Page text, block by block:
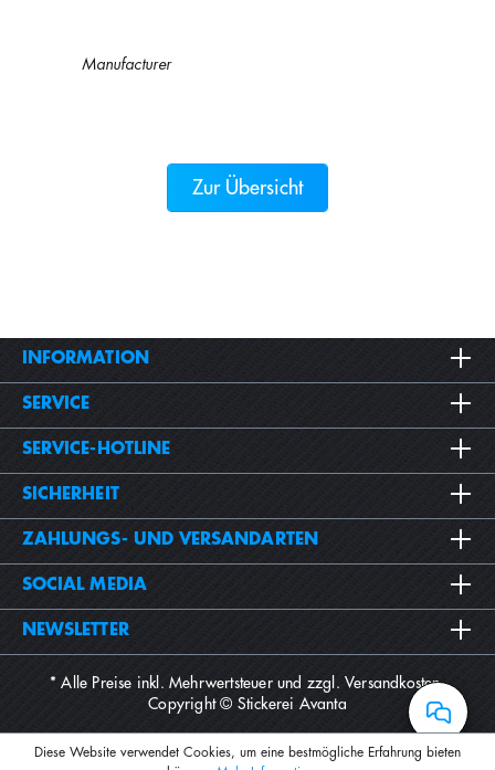
Manufacturer
Zur Übersicht
INFORMATION
SERVICE
SERVICE-HOTLINE
SICHERHEIT
ZAHLUNGS- UND VERSANDARTEN
SOCIAL MEDIA
NEWSLETTER
* Alle Preise inkl. Mehrwertsteuer und zzgl.Versandkosten.
Copyright © Stickerei Avanta
Diese Website verwendet Cookies, um eine bestmögliche Erfahrung bieten